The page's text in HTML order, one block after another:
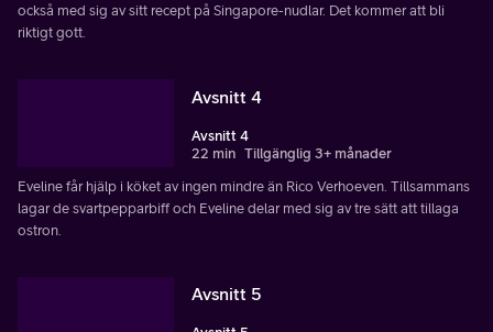
också med sig av sitt recept på Singapore-nudlar. Det kommer att bli
riktigt gott.
Avsnitt 4
Avsnitt 4
22 min Tillgänglig 3+ månader
Eveline får hjälp i köket av ingen mindre än Rico Verhoeven. Tillsammans
lagar de svartpepparbiff och Eveline delar med sig av tre sätt att tillaga
ostron.
Avsnitt 5